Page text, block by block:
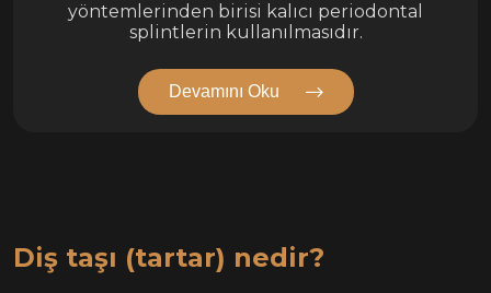
yöntemlerinden birisi kalıcı periodontal
splintlerin kullanılmasıdır.
Devamını Oku
Diş taşı (tartar) nedir?